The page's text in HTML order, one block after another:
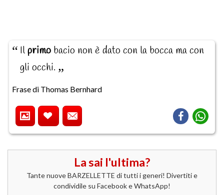
Ilprimo bacio non è dato con la bocca ma con
gli occhi.
Frase di Thomas Bernhard
La sai l'ultima?
Tante nuove BARZELLETTE di tutti i generi! Divertiti e
condividile su Facebook e WhatsApp!